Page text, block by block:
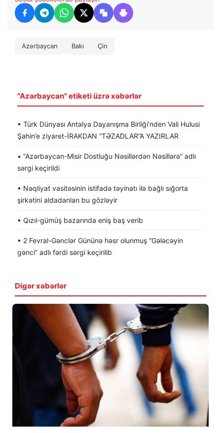
Azərbaycan Bakı Çin
"Azərbaycan" etiketi üzrə xəbərlər
• Türk Dünyası Antalya Dayanışma Birliği’nden Vali Hulusi
Şahin’e ziyaret-İRAKDAN “TƏZADLAR”A YAZIRLAR
• “Azərbaycan-Misir Dostluğu Nəsillərdən Nəsillərə” adlı
sərgi keçirildi
• Nəqliyat vasitəsinin istifadə təyinatı ilə bağlı sığorta
şirkətini aldadanları bu gözləyir
• Qızıl-gümüş bazarında eniş baş verib
• 2 Fevral-Gənclər Gününə həsr olunmuş “Gələcəyin
gənci” adlı fərdi sərgi keçirilib
Digər xəbərlər